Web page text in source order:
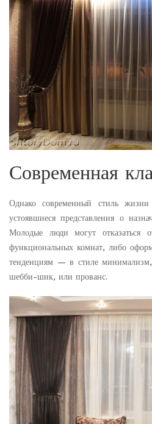
Современная
Однако современный стиль
устоявшиеся представления о
Молодые люди могут отказаться
функциональных комнат, либо
тенденциям — в стиле
шебби-шик, или прованс.